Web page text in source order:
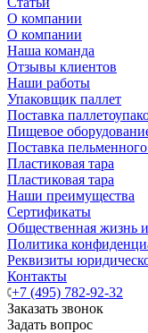
О компании
О компании
Наша команда
Отзывы клиентов
Наши работы
Упаковщик паллет
Поставка
Пищевое
Поставка пельменного
Пластиковая тара
Пластиковая тара
Наши преимущества
Сертификаты
Общественная жизнь
Политика
Реквизиты
Контакты
+7 (495) 782-92-32
Заказать звонок
Задать вопрос